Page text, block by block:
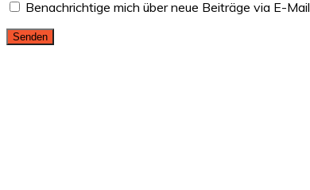
Benachrichtige mich über neue Beiträge via E-Mail.